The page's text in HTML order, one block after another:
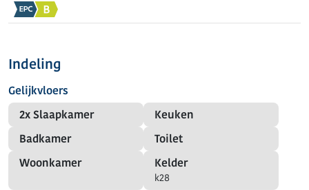
Indeling
Gelijkvloers
2x Slaapkamer
Keuken
Badkamer
Toilet
Woonkamer
Kelder
k28